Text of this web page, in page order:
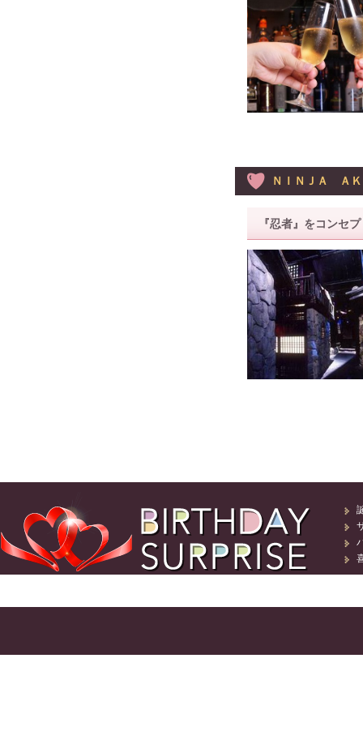
ＮＩＮＪＡ Ａ
『忍者』をコンセ